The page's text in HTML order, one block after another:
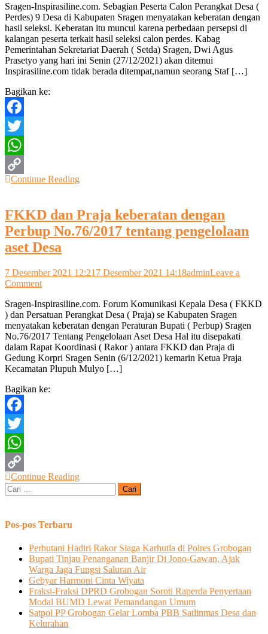
peserta
Calon
Perdes
di
9
Desa
keberatan
hasil
Sragen-Inspirasiline.com. Sebagian Peserta Calon Perangkat Desa (
Perdes) 9 Desa di Kabupaten Sragen menyatakan keberatan dengan
hasil seleksi. Keberatan itu muncul karena perbedaan persepsi di
kalangan peserta terkait hasil seleksi calon perdes. Kabag
Pemerintahan Sekretariat Daerah ( Setda) Sragen, Dwi Agus
Prasetyo yang hari ini Senin (27/12/2021) akan ditemui
Inspirasiline.com tidak berada ditempat,namun seorang Staf […]
Bagikan ke:
Facebook
Twitter
WhatsApp
Copy
Continue Reading
FKKD dan Praja keberatan dengan
Perbup No.76/2017 tentang pengelolaan
aset Desa
7 Desember 2021 12:21 7 Desember 2021 14:18adminLeave a
Commenton
dan
Praja
keberatan
dengan
Perbup
No.76/2017
tentang
aset
Sragen-Inspirasiline.com. Forum Komunikasi Kepala Desa ( FKKD
) dan Persatuan Perangkat Desa ( Praja) se Kabupaten Sragen
menyatakan keberatan dengan Peraturan Bupati ( Perbup) Sragen
No.76/2017 Tentang Pengelolaan Aset Desa Hal itu disepakati
dalam Rapat Koordinasi ( Rakor ) antara FKKD dan Praja di
Gedung Korpri Sragen Senin (6/12/2021) kemarin Ketua Praja
Kecamatan Plupuh Mulyo […]
Bagikan ke:
Facebook
Twitter
WhatsApp
Copy
Continue Reading
Cari
untuk:
Pos-pos Terbaru
Perhutani Hadiri Rakor Siaga Karhutla di Polres Grobogan
Bupati Tinjau Penanganan Banjir Di Jono-Gawan, Ajak
Warga Jaga Fungsi Saluran Air
Gebyar Harmoni Cinta Wiyata
Fraksi-Fraksi DPRD Grobogan Soroti Raperda Penyertaan
Modal BUMD Lewat Pemandangan Umum
Satpol PP Grobogan Gelar Lomba PBB Satlinmas Desa dan
Kelurahan